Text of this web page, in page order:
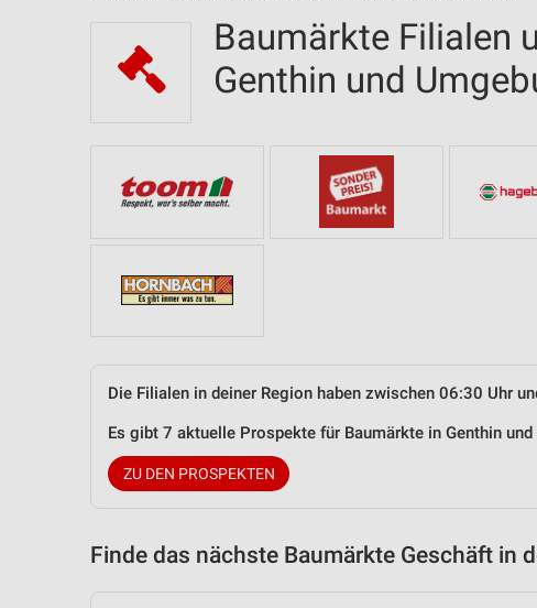
Baumärkte Filialen
Genthin und
Die Filialen in deiner Region haben zwischen 06:30 Uhr
Es gibt 7 aktuelle Prospekte für Baumärkte in Genthin und
ZU DEN PROSPEKTEN
Finde das nächste Baumärkte Geschäft in